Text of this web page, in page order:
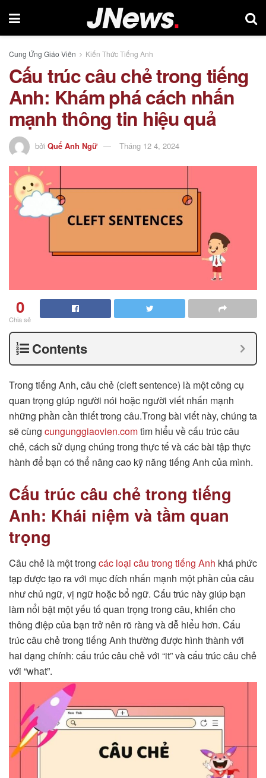
Cung Ứng Giáo Viên Kiến Thức Tiếng Anh
Cấu trúc câu chẻ trong tiếng
Anh: Khám phá cách nhấn
mạnh thông tin hiệu quả
bởi Quế Anh Ngữ Tháng 12 4, 2024
0
Chia sẻ
Contents
Trong tiếng Anh, câu chẻ (cleft sentence) là một công cụ
quan trọng giúp người nói hoặc người viết nhấn mạnh
những phần cần thiết trong câu.Trong bài viết này, chúng ta
sẽ cùng cungunggiaovien.comtìm hiểu về cấu trúc câu
chẻ, cách sử dụng chúng trong thực tế và các bài tập thực
hành để bạn có thể nâng cao kỹ năng tiếng Anh của mình.
Cấu trúc câu chẻ trong tiếng
Anh: Khái niệm và tầm quan
trọng
Câu chẻ là một trong các loại câu trong tiếng Anh​ kháphức
tạp được tạo ra với mục đích nhấn mạnh một phần của câu
như chủ ngữ, vị ngữ hoặc bổ ngữ. Cấu trúc này giúp bạn
làm nổi bật một yếu tố quan trọng trong câu, khiến cho
thông điệp của bạn trở nên rõ ràng và dễ hiểu hơn. Cấu
trúc câu chẻ trong tiếng Anh thường được hình thành với
hai dạng chính: cấu trúc câu chẻ với “it” và cấu trúc câu chẻ
với “what”.